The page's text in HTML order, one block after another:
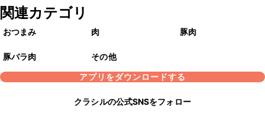
関連カテゴリ
おつまみ 肉 豚肉
豚バラ肉
その他
アプリをダウンロードする
クラシルの公式SNSをフォロー